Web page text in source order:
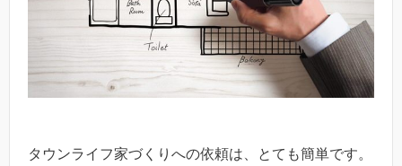
タウンライフ家づくりへの依頼は、とても簡単です。